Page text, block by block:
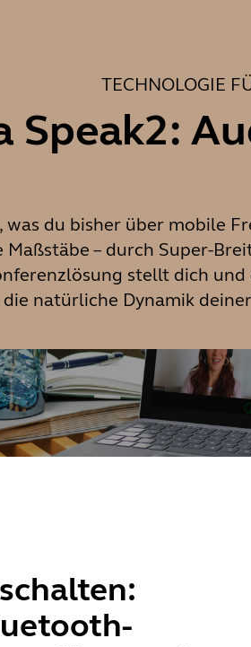
TECHNOLOGIE
Speak2:
was du bisher über mobile
Maßstäbe – durch Super-
stellt dich
natürliche Dynamik